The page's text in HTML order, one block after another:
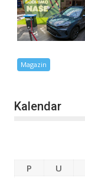
Magazin
Kalendar
P U